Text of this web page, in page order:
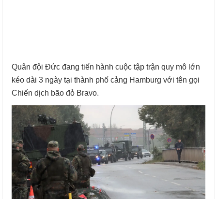
Quân đội Đức đang tiến hành cuộc tập trận quy mô lớn
kéo dài 3 ngày tại thành phố cảng Hamburg với tên gọi
Chiến dịch bão đỏ Bravo.